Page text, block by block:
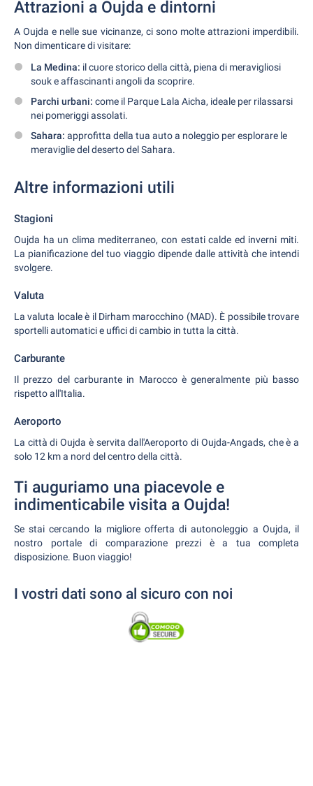
Attrazioni a Oujda e dintorni
A Oujda e nelle sue vicinanze, ci sono molte attrazioni imperdibili.
Non dimenticare di visitare:
La Medina: il cuore storico della città, piena di meravigliosi
souk e affascinanti angoli da scoprire.
Parchi urbani: come il Parque Lala Aicha, ideale per rilassarsi
nei pomeriggi assolati.
Sahara: approfitta della tua auto a noleggio per esplorare le
meraviglie del deserto del Sahara.
Altre informazioni utili
Stagioni
Oujda ha un clima mediterraneo, con estati calde ed inverni miti.
La pianificazione del tuo viaggio dipende dalle attività che intendi
svolgere.
Valuta
La valuta locale è il Dirham marocchino (MAD). È possibile trovare
sportelli automatici e uffici di cambio in tutta la città.
Carburante
Il prezzo del carburante in Marocco è generalmente più basso
rispetto all'Italia.
Aeroporto
La città di Oujda è servita dall'Aeroporto di Oujda-Angads, che è a
solo 12 km a nord del centro della città.
Ti auguriamo una piacevole e
indimenticabile visita a Oujda!
Se stai cercando la migliore offerta di autonoleggio a Oujda, il
nostro portale di comparazione prezzi è a tua completa
disposizione. Buon viaggio!
I vostri dati sono al sicuro con noi